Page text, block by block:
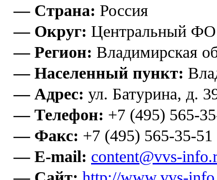
— Страна: Россия
— Округ: Центральный ФО
— Регион: Владимирская
— Населенный пункт:
— Адрес: ул. Батурина, д.
— Телефон: +7 (495) 565-
— Факс: +7 (495) 565-35-51
— E-mail: content@vvs-